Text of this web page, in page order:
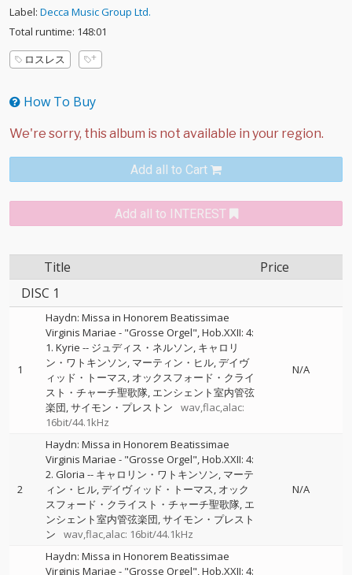
Label: Decca Music Group Ltd.
Total runtime: 148:01
ロスレス
How To Buy
Add all to Cart
Add all to INTEREST
Title
Price
DISC 1
1
Haydn: Missa in Honorem Beatissimae
Virginis Mariae - "Grosse Orgel", Hob.XXII: 4:
1. Kyrie -- ジュディス・ネルソン キャロリ
ン・ワトキンソン マーティン・ヒル デイヴ
ィッド・トーマス オックスフォード・クライ
スト・チャーチ聖歌隊 エンシェント室内管弦
楽団 サイモン・プレストン
wav,flac,alac:
16bit/44.1kHz
N/A
2
Haydn: Missa in Honorem Beatissimae
Virginis Mariae - "Grosse Orgel", Hob.XXII: 4:
2. Gloria -- キャロリン・ワトキンソン マーテ
ィン・ヒル デイヴィッド・トーマス オック
スフォード・クライスト・チャーチ聖歌隊 エ
ンシェント室内管弦楽団 サイモン・プレスト
ン
wav,flac,alac: 16bit/44.1kHz
N/A
Haydn: Missa in Honorem Beatissimae
Virginis Mariae - "Grosse Orgel", Hob.XXII: 4: